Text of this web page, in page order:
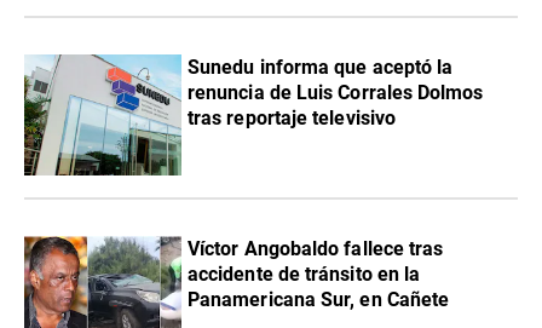
Sunedu informa que aceptó la
renuncia de Luis Corrales Dolmos
tras reportaje televisivo
Víctor Angobaldo fallece tras
accidente de tránsito en la
Panamericana Sur, en Cañete